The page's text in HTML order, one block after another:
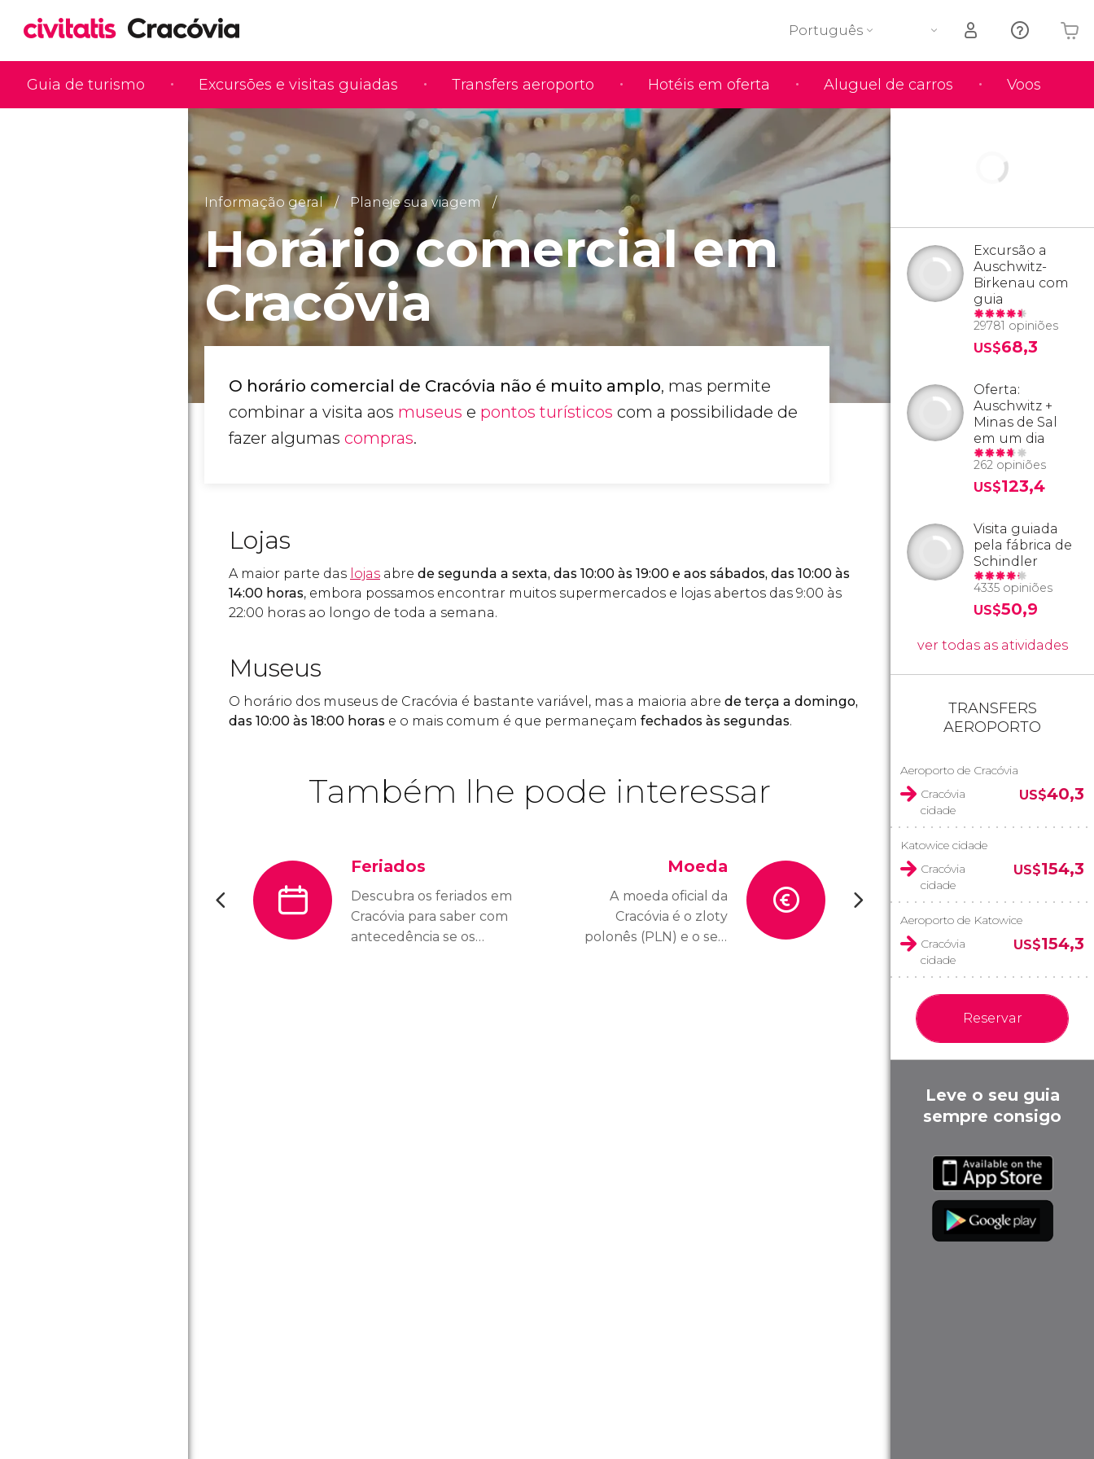
Guia de turismo Excursões e visitas guiadas Transfers aeroporto Hotéis em oferta Aluguel de carros Voos
Português
O seu carrinho está vazio
Informação geral Planeje sua viagem
Horário comercial em
Cracóvia
O horário comercial de Cracóvia não é muito amplo, mas permite
combinar a visita aos museus e pontos turísticos com a possibilidade de
fazer algumas compras.
Lojas
A maior parte das lojas abre de segunda a sexta, das 10:00 às 19:00 e aos sábados, das 10:00 às
14:00 horas, embora possamos encontrar muitos supermercados e lojas abertos das 9:00 às
22:00 horas ao longo de toda a semana.
Museus
O horário dos museus de Cracóvia é bastante variável, mas a maioria abre de terça a domingo,
das 10:00 às 18:00 horas e o mais comum é que permaneçam fechados às segundas.
Também lhe pode interessar
Feriados
Descubra os feriados em
Cracóvia para saber com
antecedência se os
Moeda
A moeda oficial da
Cracóvia é o zloty
polonês (PLN) e o seu
Excursão a
Auschwitz-
Birkenau com
guia
29781 opiniões
US$68,3
Oferta:
Auschwitz +
Minas de Sal
em um dia
262 opiniões
US$123,4
Visita guiada
pela fábrica de
Schindler
4335 opiniões
US$50,9
ver todas as atividades
TRANSFERS
AEROPORTO
Aeroporto de Cracóvia
Cracóvia
cidade
US$40,3
Katowice cidade
Cracóvia
cidade
US$154,3
Aeroporto de Katowice
Cracóvia
cidade
US$154,3
Reservar
Leve o seu guia
sempre consigo